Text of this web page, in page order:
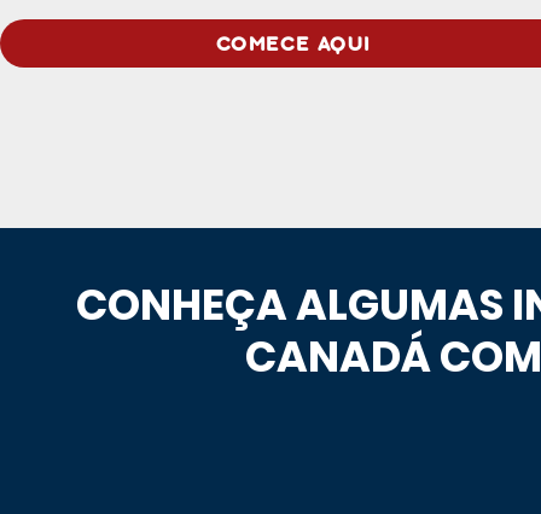
COMECE AQUI
CONHEÇA ALGUMAS
CANADÁ